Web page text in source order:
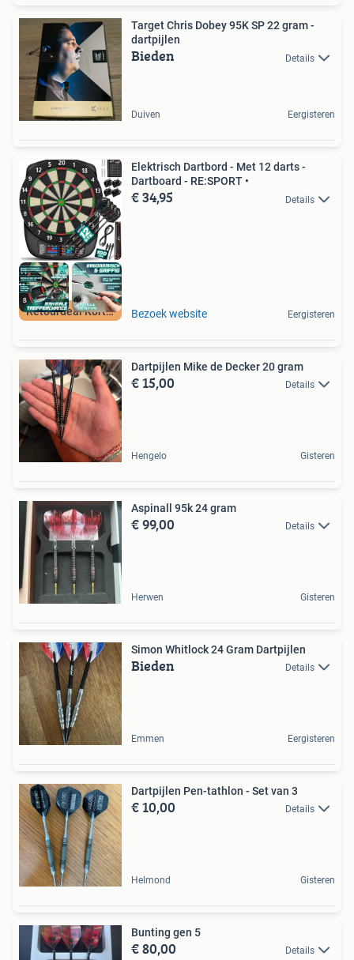
Target Chris Dobey 95K SP 22 gram -
dartpijlen
Bieden Details
Duiven Eergisteren
Retourdeal Korting
Elektrisch Dartbord - Met 12 darts -
Dartboard - RE:SPORT •
€ 34,95 Details
Bezoek website Eergisteren
Dartpijlen Mike de Decker 20 gram
€ 15,00 Details
Hengelo Gisteren
Aspinall 95k 24 gram
€ 99,00 Details
Herwen Gisteren
Simon Whitlock 24 Gram Dartpijlen
Bieden Details
Emmen Eergisteren
Dartpijlen Pen-tathlon - Set van 3
€ 10,00 Details
Helmond Gisteren
Bunting gen 5
€ 80,00 Details